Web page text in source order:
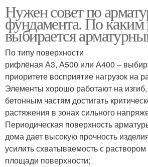
Нужен совет по
фундамента. По каким
выбирается
По типу поверхности
рифлёная А3, А500 или А400 –
приоритете восприятие нагрузок на
Элементы хорошо работают на
бетонным частям достигать
растяжения в зонах сильного
Периодическая поверхность
дома дает высокую прочность
усилить схватываемость с
площади поверхности;